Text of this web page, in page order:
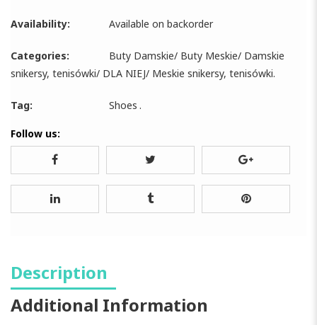
Availability: Available on backorder
Categories: Buty Damskie/ Buty Meskie/ Damskie
snikersy, tenisówki/ DLA NIEJ/ Meskie snikersy, tenisówki.
Tag: Shoes .
Follow us:
Description
Additional Information